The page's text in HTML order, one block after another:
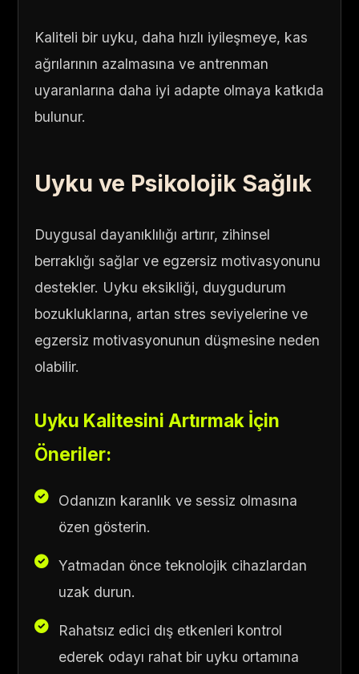
Kaliteli bir uyku, daha hızlı iyileşmeye, kas
ağrılarının azalmasına ve antrenman
uyaranlarına daha iyi adapte olmaya katkıda
bulunur.
Uyku ve Psikolojik Sağlık
Duygusal dayanıklılığı artırır, zihinsel
berraklığı sağlar ve egzersiz motivasyonunu
destekler. Uyku eksikliği, duygudurum
bozukluklarına, artan stres seviyelerine ve
egzersiz motivasyonunun düşmesine neden
olabilir.
Uyku Kalitesini Artırmak İçin
Öneriler:
Odanızın karanlık ve sessiz olmasına
özen gösterin.
Yatmadan önce teknolojik cihazlardan
uzak durun.
Rahatsız edici dış etkenleri kontrol
ederek odayı rahat bir uyku ortamına